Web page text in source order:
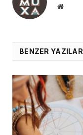
Website
BENZER YAZILAR